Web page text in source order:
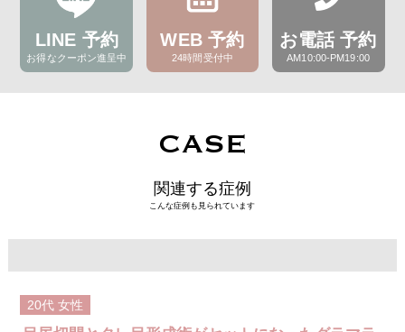
LINE 予約
お得なクーポン進呈中
WEB 予約
24時間受付中
お電話 予約
AM10:00-PM19:00
CASE
関連する症例
こんな症例も見られています
20代 女性